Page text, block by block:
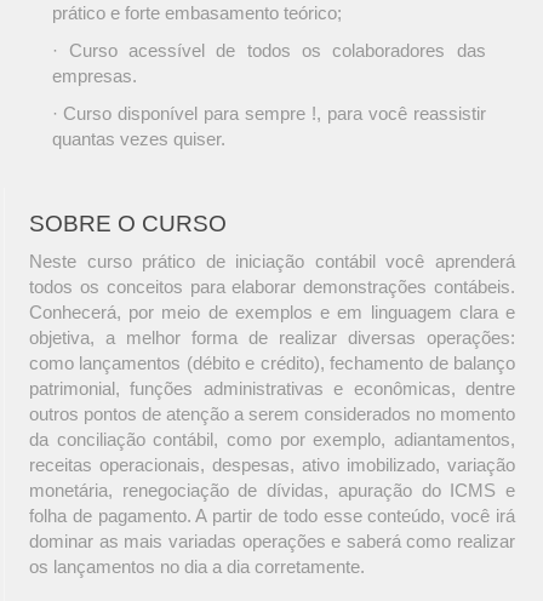
prático e forte embasamento teórico;
· Curso acessível de todos os colaboradores das
empresas.
· Curso disponível para sempre !, para você reassistir
quantas vezes quiser.
SOBRE O CURSO
Neste curso prático de iniciação contábil você aprenderá
todos os conceitos para elaborar demonstrações contábeis.
Conhecerá, por meio de exemplos e em linguagem clara e
objetiva, a melhor forma de realizar diversas operações:
como lançamentos (débito e crédito), fechamento de balanço
patrimonial, funções administrativas e econômicas, dentre
outros pontos de atenção a serem considerados no momento
da conciliação contábil, como por exemplo, adiantamentos,
receitas operacionais, despesas, ativo imobilizado, variação
monetária, renegociação de dívidas, apuração do ICMS e
folha de pagamento. A partir de todo esse conteúdo, você irá
dominar as mais variadas operações e saberá como realizar
os lançamentos no dia a dia corretamente.